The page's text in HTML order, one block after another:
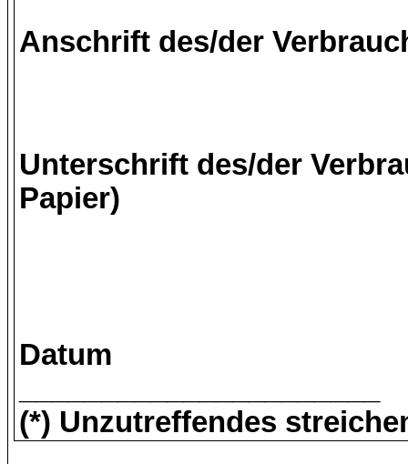
Anschrift des/der
Unterschrift des/der
Papier)
Datum
(*) Unzutreffendes